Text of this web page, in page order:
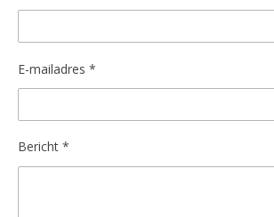
E-mailadres *
Bericht *